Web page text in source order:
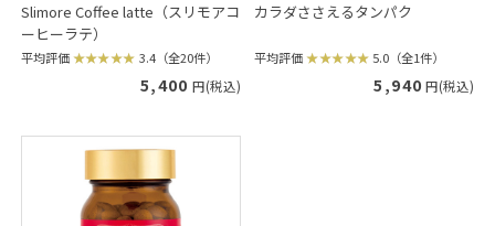
Slimore Coffee latte（スリモアコ
ーヒーラテ）
平均評価 3.4（全20件）
5,400 円(税込)
カラダささえるタンパク
平均評価 5.0（全1件）
5,940 円(税込)